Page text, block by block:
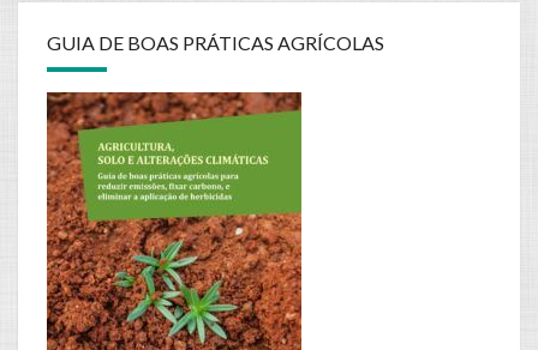
GUIA DE BOAS PRÁTICAS AGRÍCOLAS